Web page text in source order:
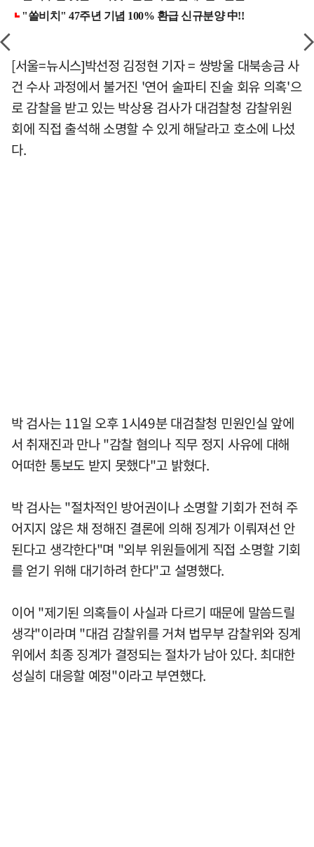
[서울=뉴시스]박선정 김정현 기자 = 쌍방울 대북송금 사
건 수사 과정에서 불거진 '연어 술파티 진술 회유 의혹'으
로 감찰을 받고 있는 박상용 검사가 대검찰청 감찰위원
회에 직접 출석해 소명할 수 있게 해달라고 호소에 나섰
다.
박 검사는 11일 오후 1시49분 대검찰청 민원인실 앞에
서 취재진과 만나 "감찰 혐의나 직무 정지 사유에 대해
어떠한 통보도 받지 못했다"고 밝혔다.
박 검사는 "절차적인 방어권이나 소명할 기회가 전혀 주
어지지 않은 채 정해진 결론에 의해 징계가 이뤄져선 안
된다고 생각한다"며 "외부 위원들에게 직접 소명할 기회
를 얻기 위해 대기하려 한다"고 설명했다.
이어 "제기된 의혹들이 사실과 다르기 때문에 말씀드릴
생각"이라며 "대검 감찰위를 거쳐 법무부 감찰위와 징계
위에서 최종 징계가 결정되는 절차가 남아 있다. 최대한
성실히 대응할 예정"이라고 부연했다.